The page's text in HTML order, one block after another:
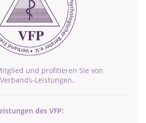
und profitieren Sie von
Leistungen.
des VFP: